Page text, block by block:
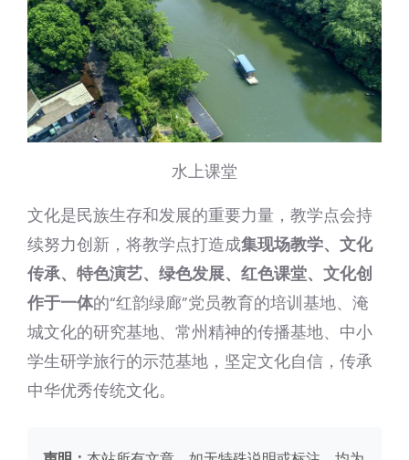
水上课堂
文化是民族生存和发展的重要力量，教学点会持
续努力创新，将教学点打造成集现场教学、文化
传承、特色演艺、绿色发展、红色课堂、文化创
作于一体的“红韵绿廊”党员教育的培训基地、淹
城文化的研究基地、常州精神的传播基地、中小
学生研学旅行的示范基地，坚定文化自信，传承
中华优秀传统文化。